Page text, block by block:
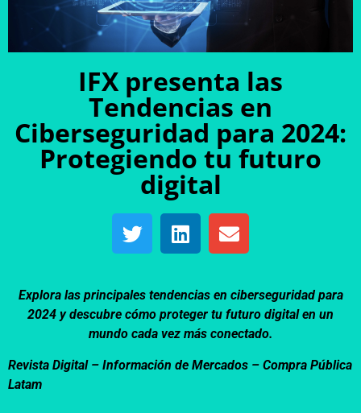
IFX presenta las
Tendencias en
Ciberseguridad para 2024:
Protegiendo tu futuro
digital
Explora las principales tendencias en ciberseguridad para
2024 y descubre cómo proteger tu futuro digital en un
mundo cada vez más conectado.
Revista Digital – Información de Mercados – Compra Pública
Latam